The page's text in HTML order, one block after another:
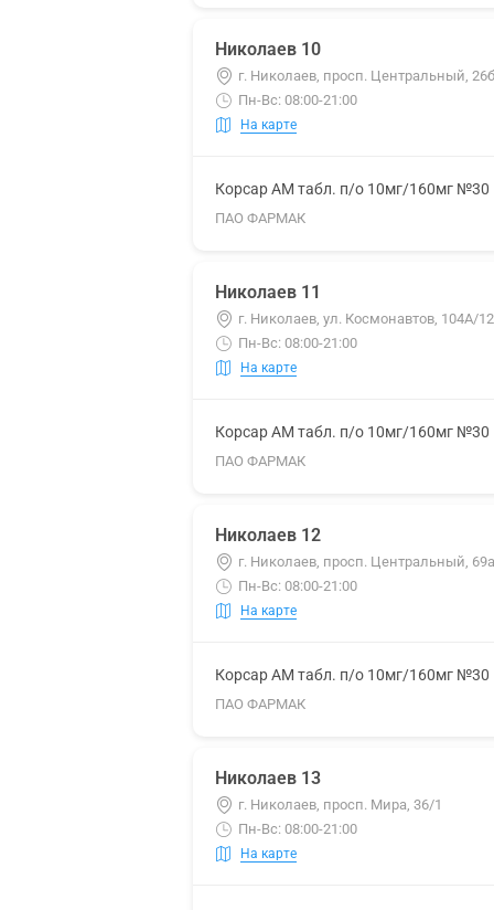
Николаев 10
г. Николаев, просп. Центральный,
Пн-Вс: 08:00-21:00
На карте
Корсар АМ табл. п/о 10мг/160мг №30
ПАО ФАРМАК
Николаев 11
г. Николаев, ул. Космонавтов, 104А/12
Пн-Вс: 08:00-21:00
На карте
Корсар АМ табл. п/о 10мг/160мг №30
ПАО ФАРМАК
Николаев 12
г. Николаев, просп. Центральный,
Пн-Вс: 08:00-21:00
На карте
Корсар АМ табл. п/о 10мг/160мг №30
ПАО ФАРМАК
Николаев 13
г. Николаев, просп. Мира, 36/1
Пн-Вс: 08:00-21:00
На карте